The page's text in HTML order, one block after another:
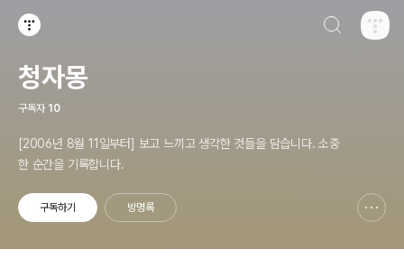
청자몽
구독자 10
[2006년 8월 11일부터] 보고 느끼고 생각한 것들을 담습니다. 소중
한 순간을 기록합니다.
구독하기 방명록